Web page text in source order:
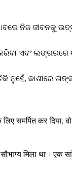
ନିଜ ଜୀବନକୁ
ଏବଂ ଲଙ୍ଗରରେ
ତାଙ୍କ
कर दिया,
मिला था। एक